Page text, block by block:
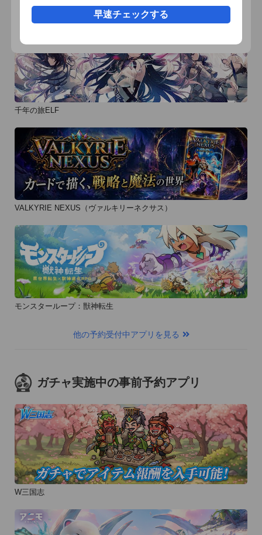
おすすめ事前予約アプリ
千年の旅ELF
VALKYRIE NEXUS（ヴァルキリーネクサス）
モンスターループ：獣神転生
他の予約受付中アプリを見る
ガチャ実施中の事前予約アプリ
W三国志
早速チェックする